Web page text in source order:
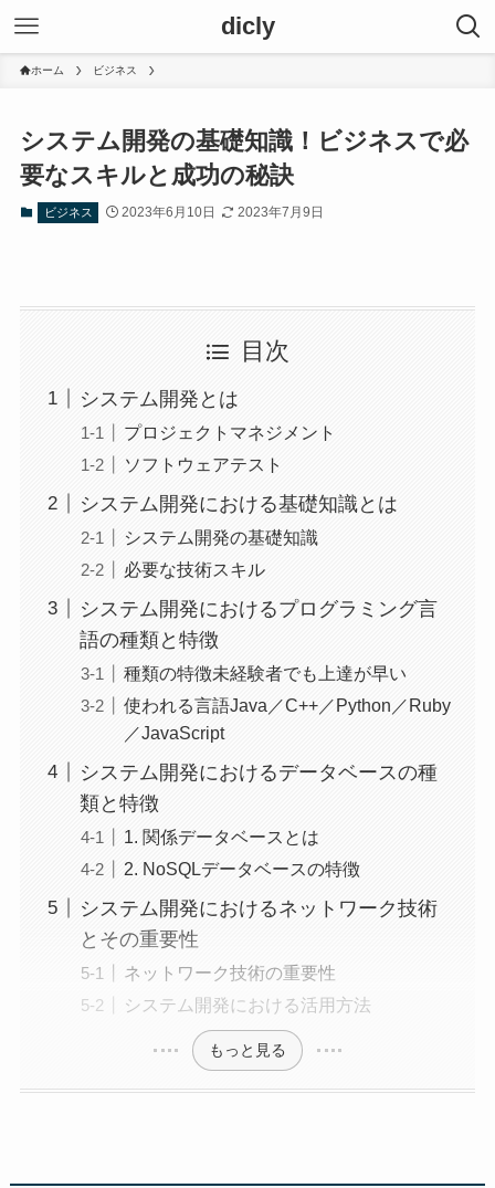
dicly
ホーム ビジネス
システム開発の基礎知識！ビジネスで必
要なスキルと成功の秘訣
ビジネス 2023年6月10日 2023年7月9日
目次
システム開発とは
プロジェクトマネジメント
ソフトウェアテスト
システム開発における基礎知識とは
システム開発の基礎知識
必要な技術スキル
システム開発におけるプログラミング言
語の種類と特徴
種類の特徴未経験者でも上達が早い
使われる言語Java／C++／Python／Ruby
／JavaScript
システム開発におけるデータベースの種
類と特徴
1. 関係データベースとは
2. NoSQLデータベースの特徴
システム開発におけるネットワーク技術
とその重要性
ネットワーク技術の重要性
システム開発における活用方法
もっと見る